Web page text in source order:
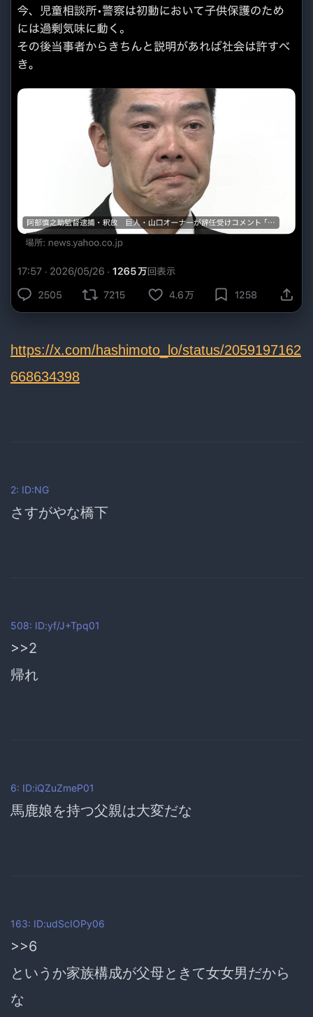
https://x.com/hashimoto_lo/status/2059197162
668634398
2: ID:NG
さすがやな橋下
508: ID:yf/J+Tpq01
>>2
帰れ
6: ID:iQZuZmeP01
馬鹿娘を持つ父親は大変だな
163: ID:udScIOPy06
>>6
というか家族構成が父母ときて女女男だから
な